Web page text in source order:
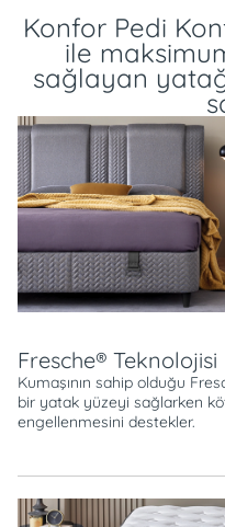
Konfor Pedi
ile
sağlayan
Fresche® Teknolojisi
Kumaşının sahip olduğu
bir yatak yüzeyi sağlarken
engellenmesini destekler.